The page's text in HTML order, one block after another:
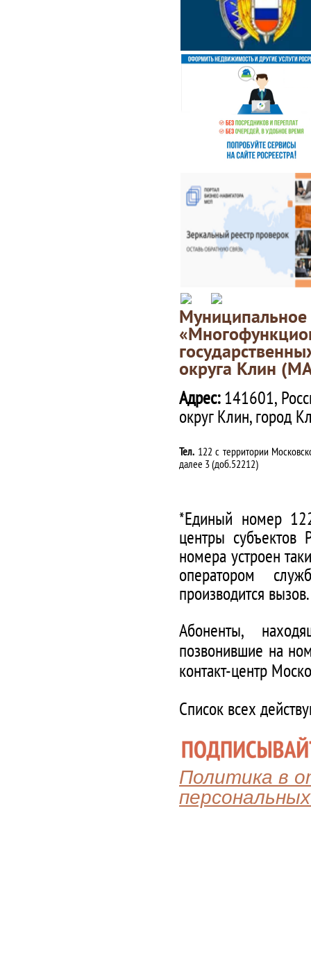
округа Клин
Адрес:141601,
округ Клин, город
Тел. 122 с территории
далее 3 (доб.52212)
*Единый номер
центры субъектов
номера устроен
оператором
производится вызов.
Абоненты,
позвонившие на
контакт-центр
Список всех
Политика в